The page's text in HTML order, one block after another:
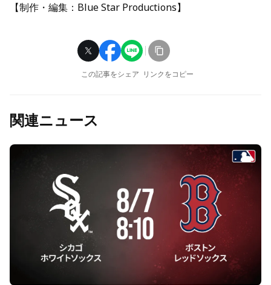
【制作・編集：Blue Star Productions】
この記事をシェア リンクをコピー
関連ニュース